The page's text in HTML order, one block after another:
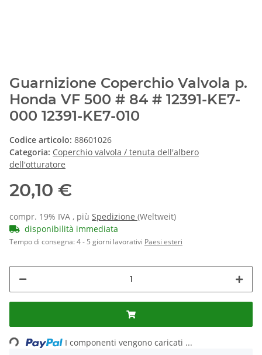
Guarnizione Coperchio Valvola p.
Honda VF 500 # 84 # 12391-KE7-
000 12391-KE7-010
Codice articolo: 88601026
Categoria: Coperchio valvola / tenuta dell'albero
dell'otturatore
20,10 €
compr. 19% IVA , più Spedizione (Weltweit)
disponibilità immediata
Tempo di consegna:4 - 5 giorni lavorativi Paesi esteri
Loading...
I componenti vengono caricati ...